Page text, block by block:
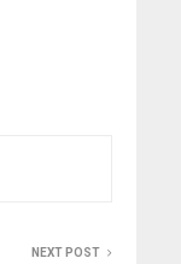
NEXT POST